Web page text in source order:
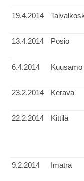
19.4.2014
13.4.2014 Posio
6.4.2014 Kuusamo
23.2.2014 Kerava
22.2.2014
Kittilä
9.2.2014
Imatra